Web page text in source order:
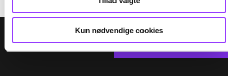
Kun nødvendige cookies
Varighed
5,0 dage
Timer pr. dag
7,4Tilmeld